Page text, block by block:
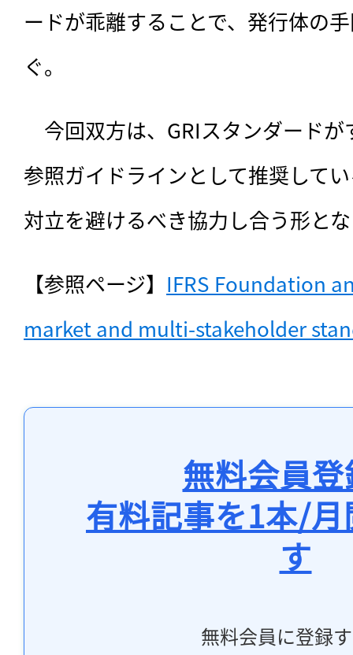
ードが乖離することで、発行体の
ぐ。
今回双方は、GRIスタンダードが
参照ガイドラインとして推奨して
対立を避けるべき協力し合う形と
【参照ページ】 IFRS Foundation
market and multi-stakeholder
無料会員
有料記事を1本/
す
無料会員に登録